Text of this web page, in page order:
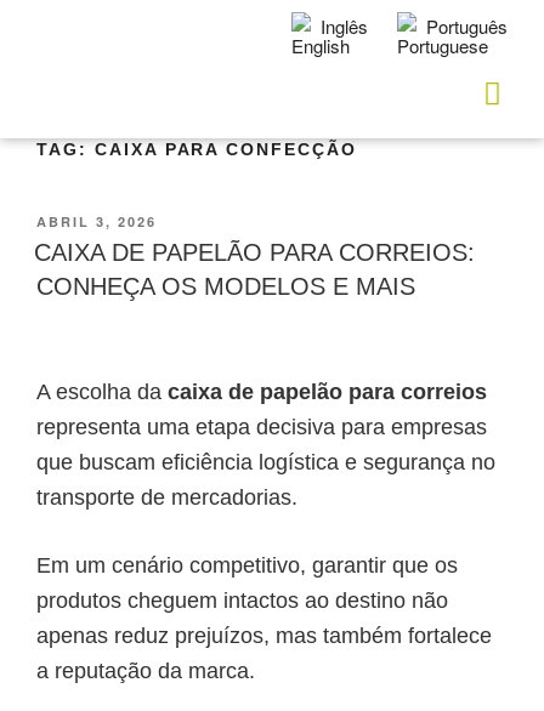
Inglês Português
TAG: CAIXA PARA CONFECÇÃO
ABRIL 3, 2026
CAIXA DE PAPELÃO PARA CORREIOS:
CONHEÇA OS MODELOS E MAIS
A escolha da caixa de papelão para correios
representa uma etapa decisiva para empresas
que buscam eficiência logística e segurança no
transporte de mercadorias.
Em um cenário competitivo, garantir que os
produtos cheguem intactos ao destino não
apenas reduz prejuízos, mas também fortalece
a reputação da marca.